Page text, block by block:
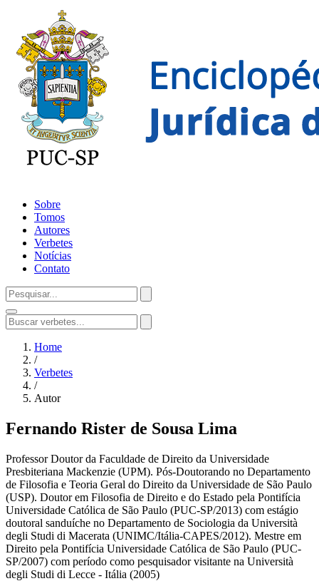
Sobre
Tomos
Autores
Verbetes
Notícias
Contato
Home
/
Verbetes
/
Autor
Fernando Rister de Sousa Lima
Professor Doutor da Faculdade de Direito da Universidade
Presbiteriana Mackenzie (UPM). Pós-Doutorando no Departamento
de Filosofia e Teoria Geral do Direito da Universidade de São Paulo
(USP). Doutor em Filosofia de Direito e do Estado pela Pontifícia
Universidade Católica de São Paulo (PUC-SP/2013) com estágio
doutoral sanduíche no Departamento de Sociologia da Università
degli Studi di Macerata (UNIMC/Itália-CAPES/2012). Mestre em
Direito pela Pontifícia Universidade Católica de São Paulo (PUC-
SP/2007) com período como pesquisador visitante na Università
degli Studi di Lecce - Itália (2005)